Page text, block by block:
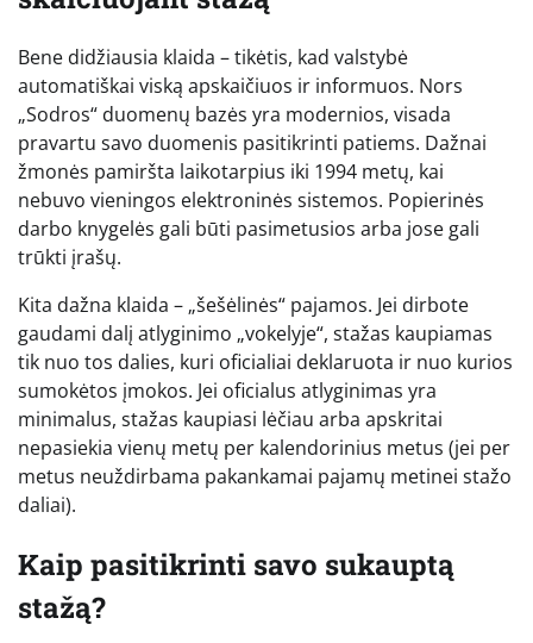
Bene didžiausia klaida – tikėtis, kad valstybė
automatiškai viską apskaičiuos ir informuos. Nors
„Sodros“ duomenų bazės yra modernios, visada
pravartu savo duomenis pasitikrinti patiems. Dažnai
žmonės pamiršta laikotarpius iki 1994 metų, kai
nebuvo vieningos elektroninės sistemos. Popierinės
darbo knygelės gali būti pasimetusios arba jose gali
trūkti įrašų.
Kita dažna klaida – „šešėlinės“ pajamos. Jei dirbote
gaudami dalį atlyginimo „vokelyje“, stažas kaupiamas
tik nuo tos dalies, kuri oficialiai deklaruota ir nuo kurios
sumokėtos įmokos. Jei oficialus atlyginimas yra
minimalus, stažas kaupiasi lėčiau arba apskritai
nepasiekia vienų metų per kalendorinius metus (jei per
metus neuždirbama pakankamai pajamų metinei stažo
daliai).
Kaip pasitikrinti savo sukauptą
stažą?